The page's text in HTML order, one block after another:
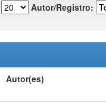
Autor/Registro:
Autor(es)